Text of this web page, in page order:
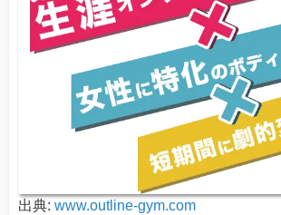
出典: www.outline-gym.com